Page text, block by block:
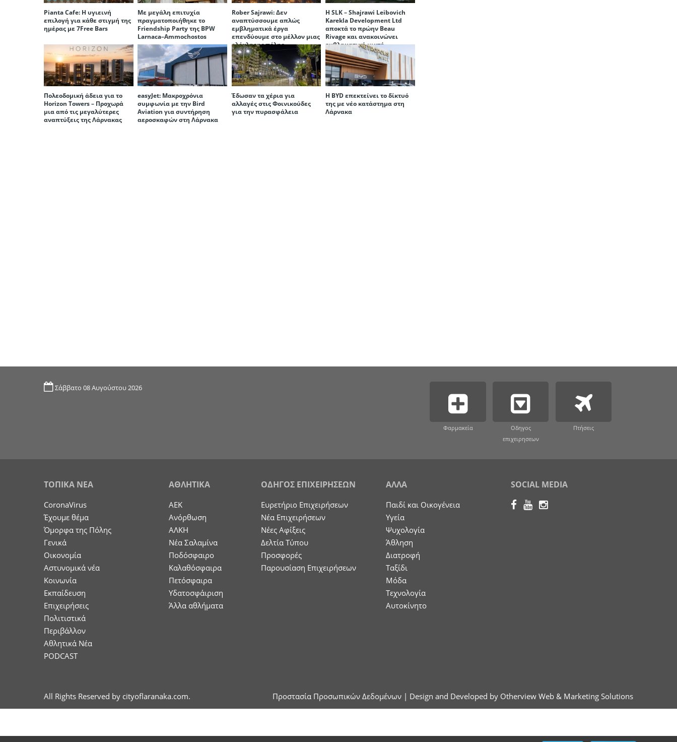
Pianta Cafe: Η υγιεινή
επιλογή για κάθε στιγμή της
ημέρας με 7Free Bars
Με μεγάλη επιτυχία
πραγματοποιήθηκε το
Friendship Party της BPW
Larnaca–Ammochostos
Rober Sajrawi: Δεν
αναπτύσσουμε απλώς
εμβληματικά έργα
επενδύουμε στο μέλλον μιας
ολόκληρης πόλης
Η SLK – Shajrawi Leibovich
Karekla Development Ltd
αποκτά το πρώην Beau
Rivage και ανακοινώνει
εμβληματική μικτή
ανάπτυξη στη Δεκέλεια
Πολεοδομική άδεια για το
Horizon Towers – Προχωρά
μια από τις μεγαλύτερες
αναπτύξεις της Λάρνακας
easyJet: Μακροχρόνια
συμφωνία με την Bird
Aviation για συντήρηση
αεροσκαφών στη Λάρνακα
Έδωσαν τα χέρια για
αλλαγές στις Φοινικούδες
για την πυρασφάλεια
Η BYD επεκτείνει το δίκτυό
της με νέο κατάστημα στη
Λάρνακα
Σάββατο 08 Αυγούστου 2026
Φαρμακεία
Οδηγος
επιχειρησεων
Πτήσεις
ΤΟΠΙΚΑ ΝΕΑ
CoronaVirus
Έχουμε θέμα
Όμορφα της Πόλης
Γενικά
Οικονομία
Aστυνομικά νέα
Κοινωνία
Εκπαίδευση
Επιχειρήσεις
Πολιτιστικά
Περιβάλλον
Αθλητικά Νέα
PODCAST
ΑΘΛΗΤΙΚΑ
ΑΕΚ
Ανόρθωση
ΑΛΚΗ
Νέα Σαλαμίνα
Ποδόσφαιρο
Καλαθόσφαιρα
Πετόσφαιρα
Υδατοσφάιριση
Άλλα αθλήματα
ΟΔΗΓΟΣ ΕΠΙΧΕΙΡΗΣΕΩΝ
Ευρετήριο Επιχειρήσεων
Nέα Επιχειρήσεων
Νέες Αφίξεις
Δελτία Τύπου
Προσφορές
Παρουσίαση Επιχειρήσεων
ΑΛΛΑ
Παιδί και Οικογένεια
Υγεία
Ψυχολογία
Άθληση
Διατροφή
Ταξίδι
Μόδα
Τεχνολογία
Αυτοκίνητο
SOCIAL MEDIA
All Rights Reserved by cityoflaranaka.com. Προστασία Προσωπικών Δεδομένων | Design and Developed by Otherview Web & Marketing Solutions